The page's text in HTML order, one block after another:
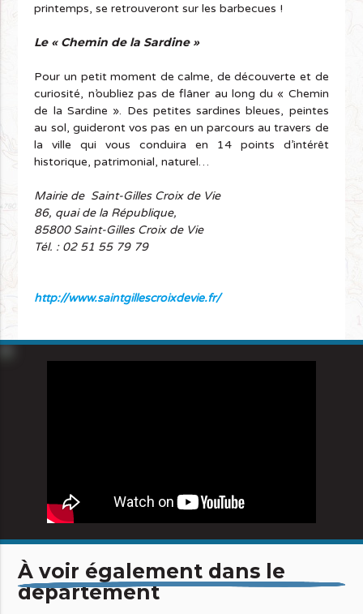
printemps, se retrouveront sur les barbecues !
Le « Chemin de la Sardine »
Pour un petit moment de calme, de découverte et de
curiosité, n’oubliez pas de flâner au long du « Chemin
de la Sardine ». Des petites sardines bleues, peintes
au sol, guideront vos pas en un parcours au travers de
la ville qui vous conduira en 14 points d’intérêt
historique, patrimonial, naturel…
Mairie de Saint-Gilles Croix de Vie
86, quai de la République,
85800 Saint-Gilles Croix de Vie
Tél. : 02 51 55 79 79
http://www.saintgillescroixdevie.fr/
À voir également dans le
département